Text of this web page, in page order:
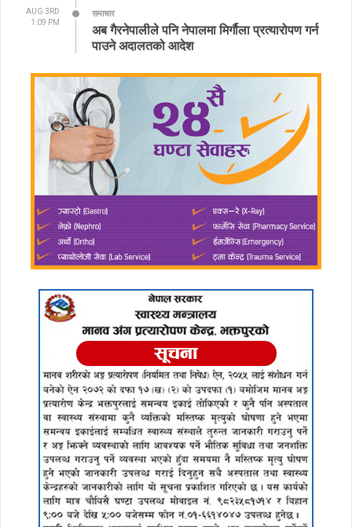
AUG 3RD
1:09 PM
समाचार
अब गैरनेपालीले पनि नेपालमा मिर्गौला प्रत्यारोपण गर्न
पाउने अदालतको आदेश